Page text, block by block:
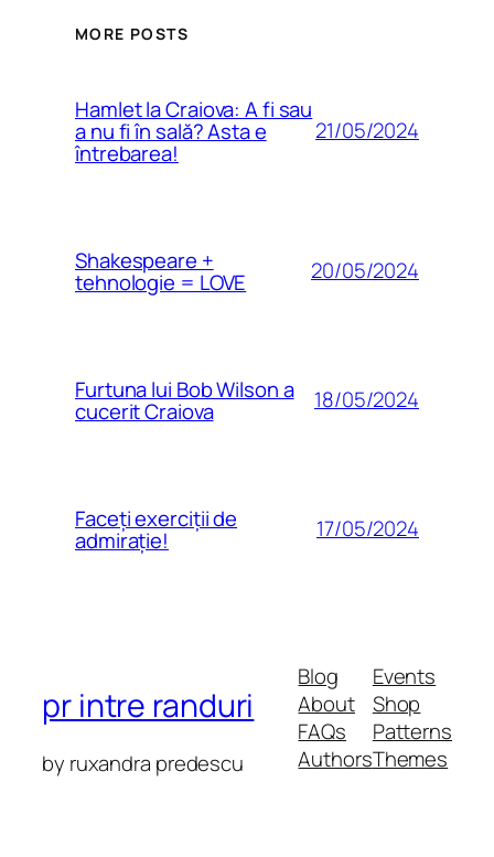
MORE POSTS
Hamlet la Craiova: A fi sau
a nu fi în sală? Asta e
întrebarea!
21/05/2024
Shakespeare +
tehnologie = LOVE 20/05/2024
Furtuna lui Bob Wilson a
cucerit Craiova 18/05/2024
Faceți exerciții de
admirație! 17/05/2024
pr intre randuri
by ruxandra predescu
Blog
About
FAQs
Authors
Events
Shop
Patterns
Themes